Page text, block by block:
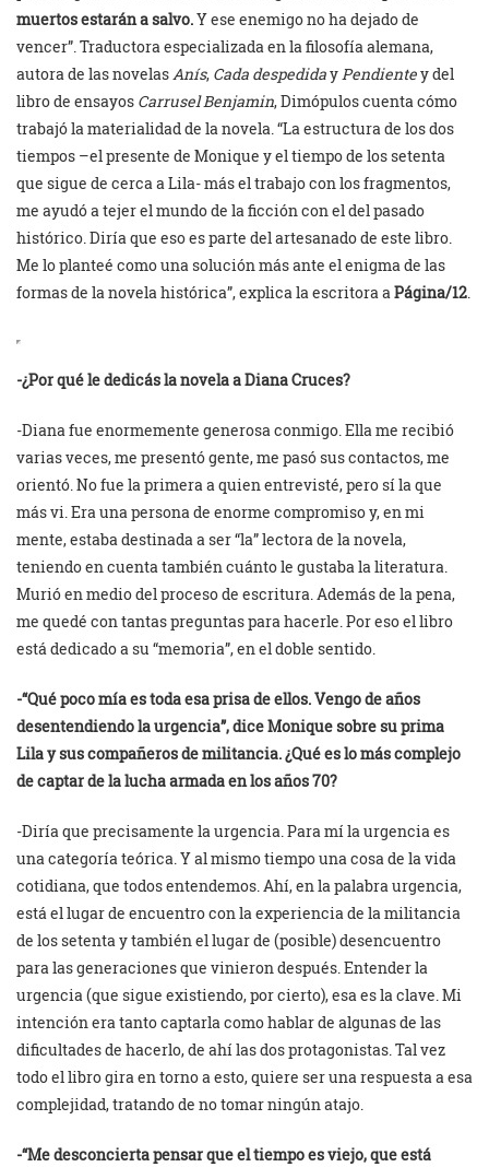
muertos estarán a salvo.Y ese enemigo no ha dejado de
vencer”. Traductora especializada en la filosofía alemana,
autora de las novelasAnís, Cada despedidayPendientey del
libro de ensayos Carrusel Benjamin, Dimópulos cuenta cómo
trabajó la materialidad de la novela. “La estructura de los dos
tiempos –el presente de Monique y el tiempo de los setenta
que sigue de cerca a Lila- más el trabajo con los fragmentos,
me ayudó a tejer el mundo de la ficción con el del pasado
histórico. Diría que eso es parte del artesanado de este libro.
Me lo planteé como una solución más ante el enigma de las
formas de la novela histórica”, explica la escritora aPágina/12.
-¿Por qué le dedicás la novela a Diana Cruces?
-Diana fue enormemente generosa conmigo. Ella me recibió
varias veces, me presentó gente, me pasó sus contactos, me
orientó. No fue la primera a quien entrevisté, pero sí la que
más vi. Era una persona de enorme compromiso y, en mi
mente, estaba destinada a ser “la” lectora de la novela,
teniendo en cuenta también cuánto le gustaba la literatura.
Murió en medio del proceso de escritura. Además de la pena,
me quedé con tantas preguntas para hacerle. Por eso el libro
está dedicado a su “memoria”, en el doble sentido.
-“Qué poco mía es toda esa prisa de ellos. Vengo de años
desentendiendo la urgencia”, dice Monique sobre su prima
Lila y sus compañeros de militancia. ¿Qué es lo más complejo
de captar de la lucha armada en los años 70?
-Diría que precisamente la urgencia. Para mí la urgencia es
una categoría teórica. Y al mismo tiempo una cosa de la vida
cotidiana, que todos entendemos. Ahí, en la palabra urgencia,
está el lugar de encuentro con la experiencia de la militancia
de los setenta y también el lugar de (posible) desencuentro
para las generaciones que vinieron después. Entender la
urgencia (que sigue existiendo, por cierto), esa es la clave. Mi
intención era tanto captarla como hablar de algunas de las
dificultades de hacerlo, de ahí las dos protagonistas. Tal vez
todo el libro gira en torno a esto, quiere ser una respuesta a esa
complejidad, tratando de no tomar ningún atajo.
-“Me desconcierta pensar que el tiempo es viejo, que está